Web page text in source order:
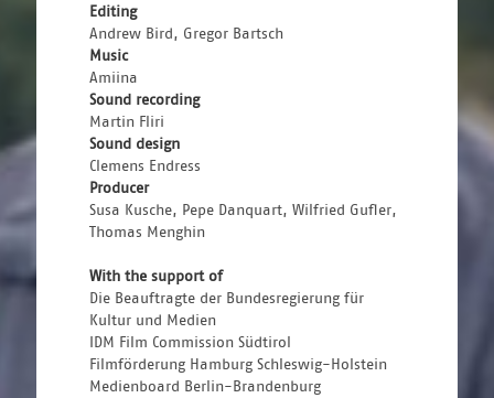
Editing
Andrew Bird, Gregor Bartsch
Music
Amiina
Sound recording
Martin Fliri
Sound design
Clemens Endress
Producer
Susa Kusche, Pepe Danquart, Wilfried Gufler,
Thomas Menghin
With the support of
Die Beauftragte der Bundesregierung für
Kultur und Medien
IDM Film Commission Südtirol
Filmförderung Hamburg Schleswig-Holstein
Medienboard Berlin-Brandenburg